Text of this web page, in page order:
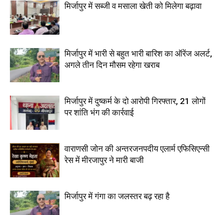
मिर्जापुर में सब्जी व मसाला खेती को मिलेगा बढ़ावा
मिर्जापुर में भारी से बहुत भारी बारिश का ऑरेंज अलर्ट,
अगले तीन दिन मौसम रहेगा खराब
मिर्जापुर में दुष्कर्म के दो आरोपी गिरफ्तार, 21 लोगों
पर शांति भंग की कार्रवाई
वाराणसी जोन की अन्तरजनपदीय एलार्म एफिसिएन्सी
रेस में मीरजापुर ने मारी बाजी
मिर्जापुर में गंगा का जलस्तर बढ़ रहा है